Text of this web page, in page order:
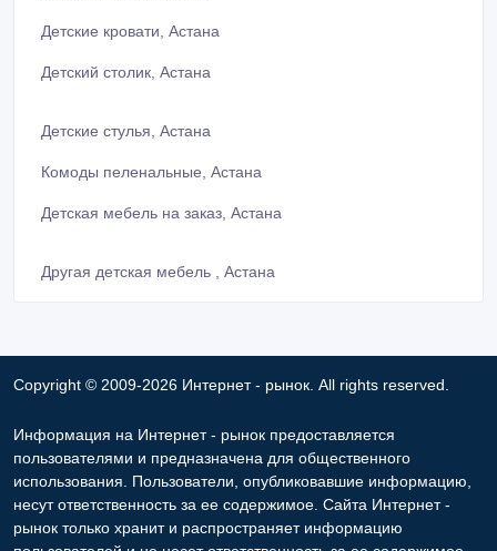
Детские кровати, Астана
Детский столик, Астана
Детские стулья, Астана
Комоды пеленальные, Астана
Детская мебель на заказ, Астана
Другая детская мебель , Астана
Copyright © 2009-2026 Интернет - рынок. All rights reserved.
Информация на Интернет - рынок предоставляется
пользователями и предназначена для общественного
использования. Пользователи, опубликовавшие информацию,
несут ответственность за ее содержимое. Сайта Интернет -
рынок только хранит и распространяет информацию